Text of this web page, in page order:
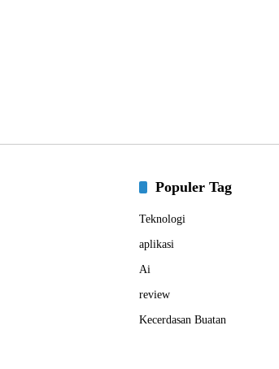
Populer Tag
Teknologi
aplikasi
Ai
review
Kecerdasan Buatan